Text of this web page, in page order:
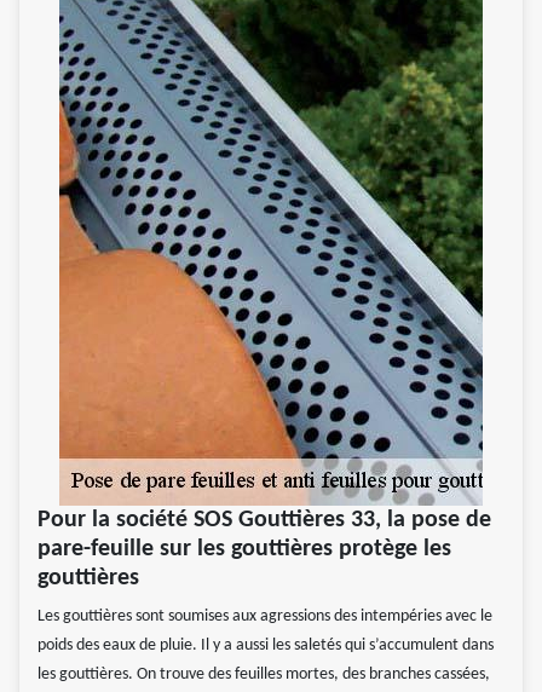
Pour la société SOS Gouttières 33, la pose de
pare-feuille sur les gouttières protège les
gouttières
Les gouttières sont soumises aux agressions des intempéries avec le
poids des eaux de pluie. Il y a aussi les saletés qui s’accumulent dans
les gouttières. On trouve des feuilles mortes, des branches cassées,